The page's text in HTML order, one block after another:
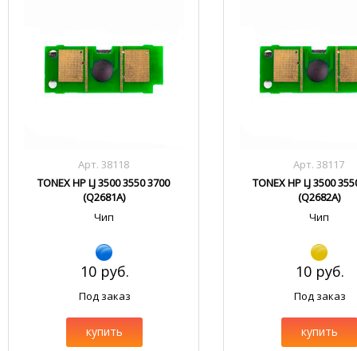
Арт. 38118
TONEX HP LJ 3500 3550 3700
(Q2681A)
Чип
10 руб.
Под заказ
купить
Арт. 38117
TONEX HP LJ 3500
(Q2682A)
Чип
10 руб.
Под заказ
купить